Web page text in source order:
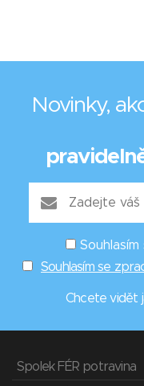
Novinky,
Souhlasím se
Chcete vidět
Spolek FÉR potravina